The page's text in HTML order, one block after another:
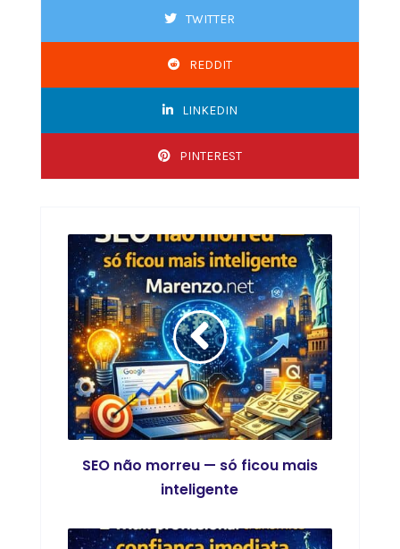
TWITTER
REDDIT
LINKEDIN
PINTEREST
SEO não morreu — só ficou mais
inteligente